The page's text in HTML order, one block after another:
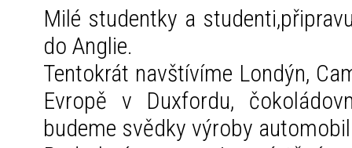
Milé studentky a
do Anglie.
Tentokrát navštívíme Londýn,
Evropě v Duxfordu,
budeme svědky výroby